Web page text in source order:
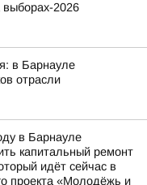
выборах-2026
в Барнауле
отрасли
в Барнауле
капитальный ремонт
идёт сейчас в
проекта «Молодёжь и